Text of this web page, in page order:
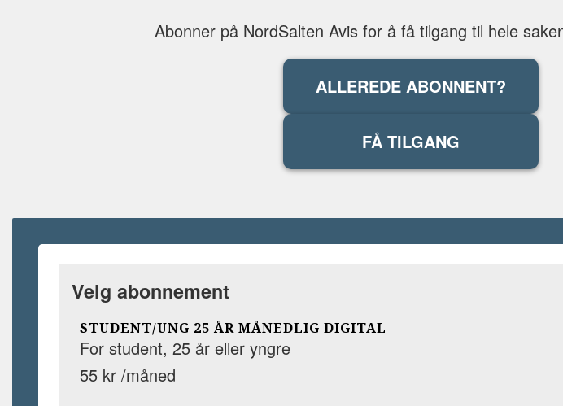
Abonner på NordSalten Avis for å få tilgang til hele
ALLEREDE ABONNENT?
FÅ TILGANG
Velg abonnement
STUDENT/UNG 25 ÅR MÅNEDLIG DIGITAL
For student, 25 år eller yngre
55 kr /måned